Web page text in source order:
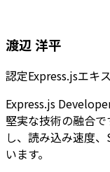
渡辺 洋平
認定Express.jsエキ
Express.js
堅実な技術の融合
し、読み込み速度
います。